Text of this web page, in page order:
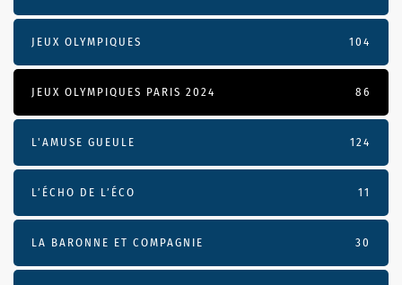
JEUX OLYMPIQUES 104
JEUX OLYMPIQUES PARIS 2024 86
L'AMUSE GUEULE 124
L’ÉCHO DE L’ÉCO 11
LA BARONNE ET COMPAGNIE 30